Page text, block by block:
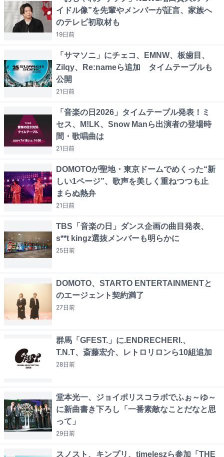
イドル像”を先輩やメンバーが証言、家族へ
のテレビ初取材も
19日前
「サマソニ」にチェコ、EMNW、板歯目、
Zilqy、Re:nameら追加 タイムテーブルも
公開
21日前
「音楽の日2026」タイムテーブル発表！ミ
セス、M!LK、Snow Manら出演者の登場時
間・歌唱曲は
21日前
DOMOTOが聖地・東京ドームでめくった“新
しい1ページ”、歌声を美しく重ねつつも止
まらぬ熱弁
21日前
TBS「音楽の日」ダンス企画の曲目発表、
s**t kingz選抜メンバーも明らかに
25日前
DOMOTO、STARTO ENTERTAINMENTと
のエージェント契約満了
27日前
群馬「GFEST.」に.ENDRECHERI.、
T.N.T、斎藤宏介、レトロリロンら10組追加
28日前
堂本光一、ジョイポリスコラボでふぉ～ゆ～
に新曲書き下ろし「一番素敵なことだなと思
って」
29日前
スノスト、キンプリ、timeleszら参加「THE